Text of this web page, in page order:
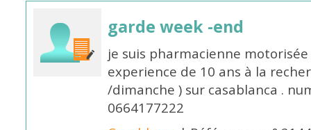
garde week -end
je suis pharmacienne
experience de 10 ans à la
/dimanche ) sur casablanca .
0664177222